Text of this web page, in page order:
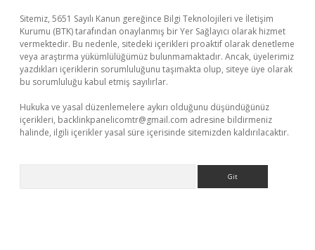
Sitemiz, 5651 Sayılı Kanun gereğince Bilgi Teknolojileri ve İletişim
Kurumu (BTK) tarafından onaylanmış bir Yer Sağlayıcı olarak hizmet
vermektedir. Bu nedenle, sitedeki içerikleri proaktif olarak denetleme
veya araştırma yükümlülüğümüz bulunmamaktadır. Ancak, üyelerimiz
yazdıkları içeriklerin sorumluluğunu taşımakta olup, siteye üye olarak
bu sorumluluğu kabul etmiş sayılırlar.
Hukuka ve yasal düzenlemelere aykırı olduğunu düşündüğünüz
içerikleri, backlinkpanelicomtr@gmail.com adresine bildirmeniz
halinde, ilgili içerikler yasal süre içerisinde sitemizden kaldırılacaktır.